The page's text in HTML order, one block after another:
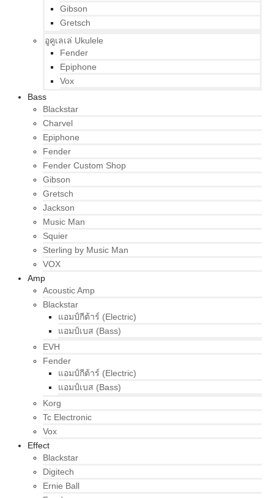
Gibson
Gretsch
อูคูเลเล่ Ukulele
Fender
Epiphone
Vox
Bass
Blackstar
Charvel
Epiphone
Fender
Fender Custom Shop
Gibson
Gretsch
Jackson
Music Man
Squier
Sterling by Music Man
VOX
Amp
Acoustic Amp
Blackstar
แอมป์กีต้าร์ (Electric)
แอมป์เบส (Bass)
EVH
Fender
แอมป์กีต้าร์ (Electric)
แอมป์เบส (Bass)
Korg
Tc Electronic
Vox
Effect
Blackstar
Digitech
Ernie Ball